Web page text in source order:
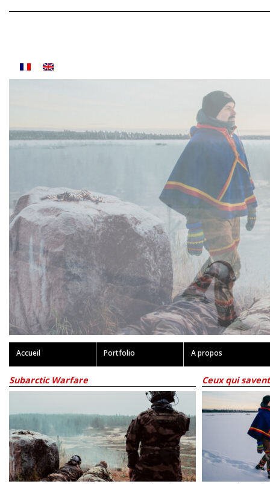
Accueil Portfolio A propos
Subarctic Warfare Ceux qui